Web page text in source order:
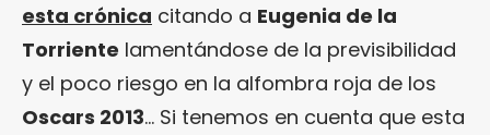
esta crónica citando a Eugenia de la
Torriente lamentándose de la previsibilidad
y el poco riesgo en la alfombra roja de los
Oscars 2013… Si tenemos en cuenta que esta